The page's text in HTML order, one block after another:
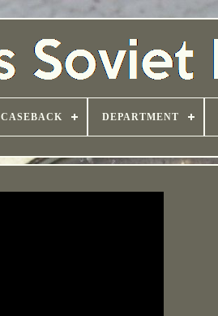
CASEBACK DEPARTMENT